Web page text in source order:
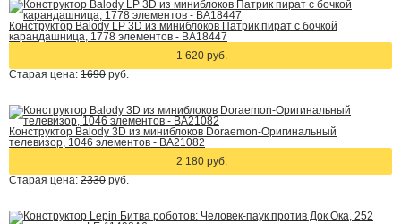
Конструктор Balody LP 3D из миниблоков Патрик пират с бочкой
карандашница, 1778 элементов - BA18447
1 620 руб.
Старая цена: 1690 руб.
Конструктор Balody 3D из миниблоков Doraemon-Оригинальный
телевизор, 1046 элементов - BA21082
2 180 руб.
Старая цена: 2330 руб.